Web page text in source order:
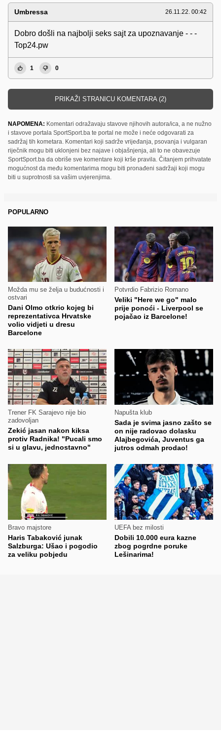
Umbressa 26.11.22. 00:42
Dobro došli na najbolji seks sajt za upoznavanje - - -
Top24.pw
1 0
PRIKAŽI STRANICU KOMENTARA (2)
NAPOMENA: Komentari odražavaju stavove njihovih autora/ica, a ne nužno
i stavove portala SportSport.ba te portal ne može i neće odgovarati za
sadržaj tih kometara. Komentari koji sadrže vrijeđanja, psovanja i vulgaran
riječnik mogu biti uklonjeni bez najave i objašnjenja, ali to ne obavezuje
SportSport.ba da obriše sve komentare koji krše pravila. Čitanjem prihvatate
mogućnost da među komentarima mogu biti pronađeni sadržaji koji mogu
biti u suprotnosti sa vašim uvjerenjima.
POPULARNO
Možda mu se želja u budućnosti i
ostvari
Dani Olmo otkrio kojeg bi
reprezentativca Hrvatske
volio vidjeti u dresu
Barcelone
Potvrdio Fabrizio Romano
Veliki "Here we go" malo
prije ponoći - Liverpool se
pojačao iz Barcelone!
Trener FK Sarajevo nije bio
zadovoljan
Zekić jasan nakon kiksa
protiv Radnika! "Pucali smo
si u glavu, jednostavno"
Napušta klub
Sada je svima jasno zašto se
on nije radovao dolasku
Alajbegovića, Juventus ga
jutros odmah prodao!
Bravo majstore
Haris Tabaković junak
Salzburga: Ušao i pogodio
za veliku pobjedu
UEFA bez milosti
Dobili 10.000 eura kazne
zbog pogrdne poruke
Lešinarima!